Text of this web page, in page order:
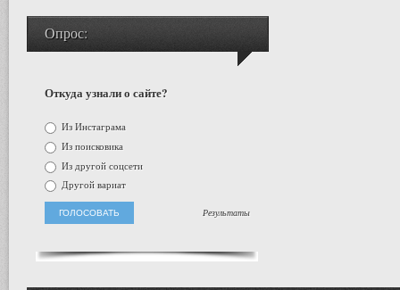
Опрос:
Откуда узнали о сайте?
Из Инстаграма
Из поисковика
Из другой соцсети
Другой вариат
Результаты